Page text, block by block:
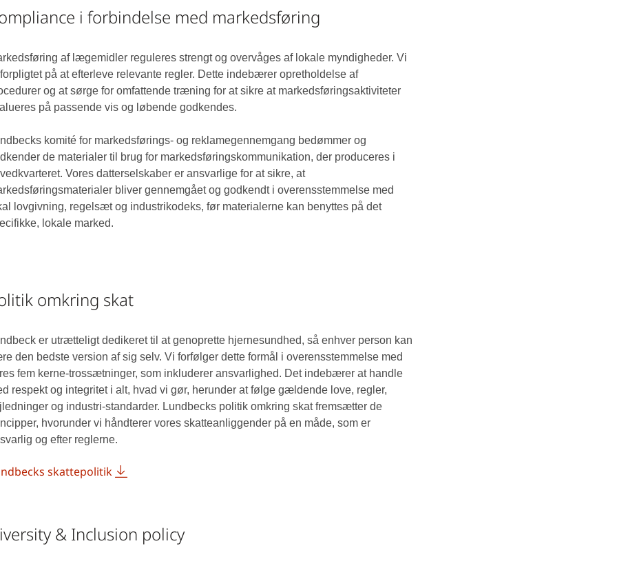
i forbindelse med markedsføring
af lægemidler reguleres strengt og overvåges af lokale myndigheder. Vi
på at efterleve relevante regler. Dette indebærer opretholdelse af
og at sørge for omfattende træning for at sikre at markedsføringsaktiviteter
på passende vis og løbende godkendes.
komité for markedsførings- og reklamegennemgang bedømmer og
de materialer til brug for markedsføringskommunikation, der produceres i
Vores datterselskaber er ansvarlige for at sikre, at
bliver gennemgået og godkendt i overensstemmelse med
lovgivning, regelsæt og industrikodeks, før materialerne kan benyttes på det
lokale marked.
omkring skat
er utrætteligt dedikeret til at genoprette hjernesundhed, så enhver person kan
den bedste version af sig selv. Vi forfølger dette formål i overensstemmelse med
fem kerne-trossætninger, som inkluderer ansvarlighed. Det indebærer at handle
respekt og integritet i alt, hvad vi gør, herunder at følge gældende love, regler,
og industri-standarder. Lundbecks politik omkring skat fremsætter de
hvorunder vi håndterer vores skatteanliggender på en måde, som er
og efter reglerne.
skattepolitik
& Inclusion policy